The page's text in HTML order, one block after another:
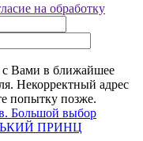
на обработку
Вами в ближайшее
Некорректный адрес
попытку позже.
Большой выбор
ПРИНЦ